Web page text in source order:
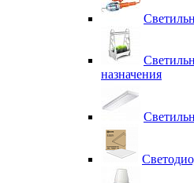
назначения